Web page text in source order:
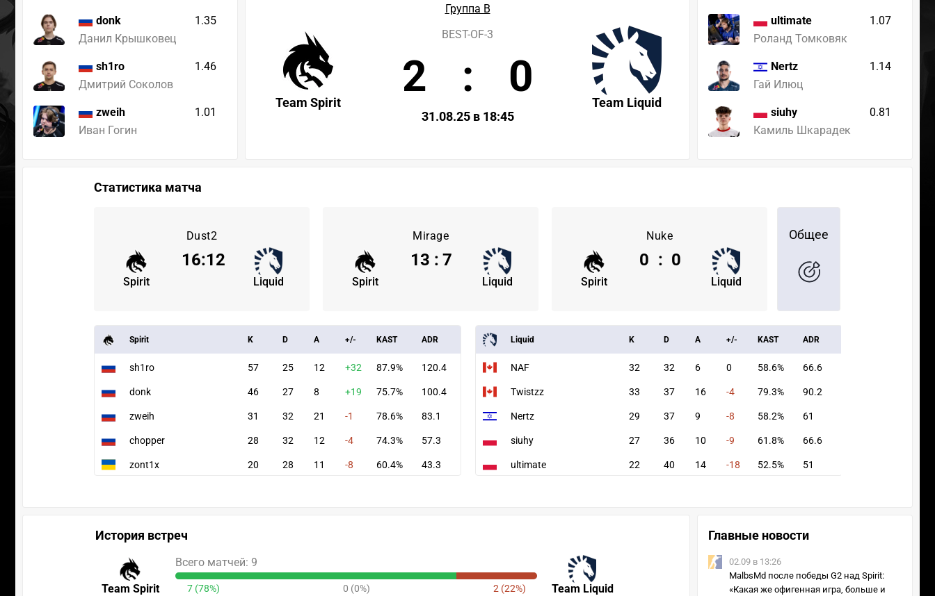
donk
Данил Крышковец
1.35
sh1ro
Дмитрий Соколов
1.46
zweih
Иван Гогин
1.01
ultimate
Роланд Томковяк
1.07
Nertz
Гай Илюц
1.14
siuhy
Камиль Шкарадек
0.81
Группа B
Team Spirit Team Liquid
BEST-OF-3
2 : 0
31.08.25 в 18:45
Статистика матча
Dust2
Spirit Liquid
16:12
Mirage
Spirit Liquid
13 : 7
Nuke
Spirit Liquid
0 : 0
Общее
Spirit K D A +/- KAST ADR
sh1ro 57 25 12 +32 87.9% 120.4
donk 46 27 8 +19 75.7% 100.4
zweih 31 32 21 -1 78.6% 83.1
chopper 28 32 12 -4 74.3% 57.3
zont1x 20 28 11 -8 60.4% 43.3
Liquid K D A +/- KAST ADR
NAF 32 32 6 0 58.6% 66.6
Twistzz 33 37 16 -4 79.3% 90.2
Nertz 29 37 9 -8 58.2% 61
siuhy 27 36 10 -9 61.8% 66.6
ultimate 22 40 14 -18 52.5% 51
История встреч
Team Spirit Team Liquid
Всего матчей: 9
7 (78%) 0 (0%) 2 (22%)
Главные новости
02.09 в 13:26
MalbsMd после победы G2 над Spirit:
«Какая же офигенная игра, больше и